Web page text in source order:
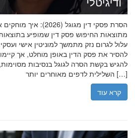
ודיגיטלי
הסרת פסקי דין מגוגל
מתוצאות החיפוש פסק דין שמופיע
עלול לגרום נזק מתמשך למוניטין אישי
להסיר את פסק הדין באופן מוחלט, אך
להגיש בקשת הסרה לגוגל בנסיבות
השלילית לדפים מאוחרים יותר […]
קרא עוד